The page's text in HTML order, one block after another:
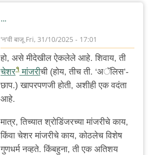
…
'न'वी बाजू Fri, 31/10/2025 - 17:01
In
reply
to
न्यूटनची
anant_yaatree
हो, असे मीदेखील ऐकलेले आहे. शिवाय, ती
चेशर१ मांजरीची (होय, तीच ती. ‘अॅलिस’-
छाप.) खापरपणजी होती, अशीही एक वदंता
आहे.
मात्र, तिच्यात श्रोडिंजरच्या मांजरीचे काय,
किंवा चेशर मांजरीचे काय, कोठलेच विशेष
गुणधर्म नव्हते. किंबहुना, ती एक अतिशय